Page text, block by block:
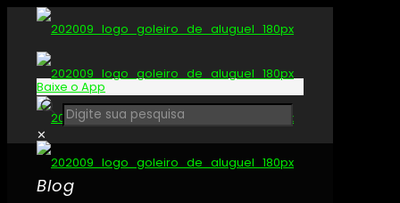
Baixe o App
✕
Blog